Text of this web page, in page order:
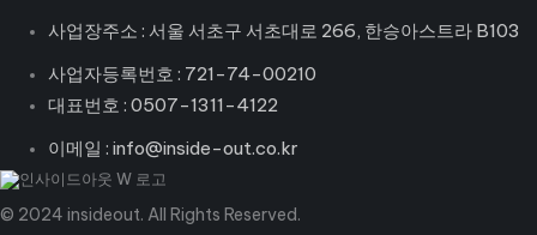
사업장주소 : 서울 서초구 서초대로 266, 한승아스트라 B103
사업자등록번호 : 721-74-00210
대표번호 : 0507-1311-4122
이메일 : info@inside-out.co.kr
© 2024 insideout. All Rights Reserved.